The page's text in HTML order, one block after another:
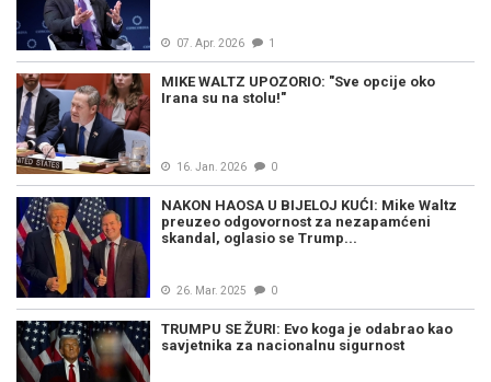
07. Apr. 2026 1
MIKE WALTZ UPOZORIO: "Sve opcije oko
Irana su na stolu!"
16. Jan. 2026 0
NAKON HAOSA U BIJELOJ KUĆI: Mike Waltz
preuzeo odgovornost za nezapamćeni
skandal, oglasio se Trump...
26. Mar. 2025 0
TRUMPU SE ŽURI: Evo koga je odabrao kao
savjetnika za nacionalnu sigurnost